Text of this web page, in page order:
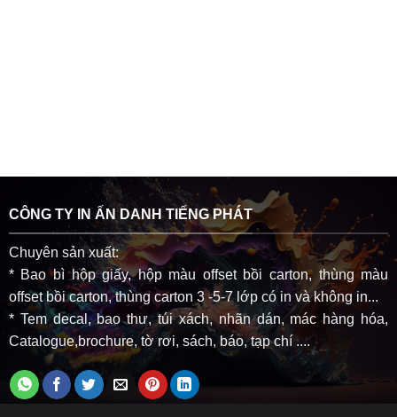
CÔNG TY IN ẤN DANH TIẾNG PHÁT
Chuyên sản xuất:
* Bao bì hộp giấy, hộp màu offset bồi carton, thùng màu
offset bồi carton, thùng carton 3 -5-7 lớp có in và không in...
* Tem decal, bao thư, túi xách, nhãn dán, mác hàng hóa,
Catalogue,brochure, tờ rơi, sách, báo, tạp chí ....